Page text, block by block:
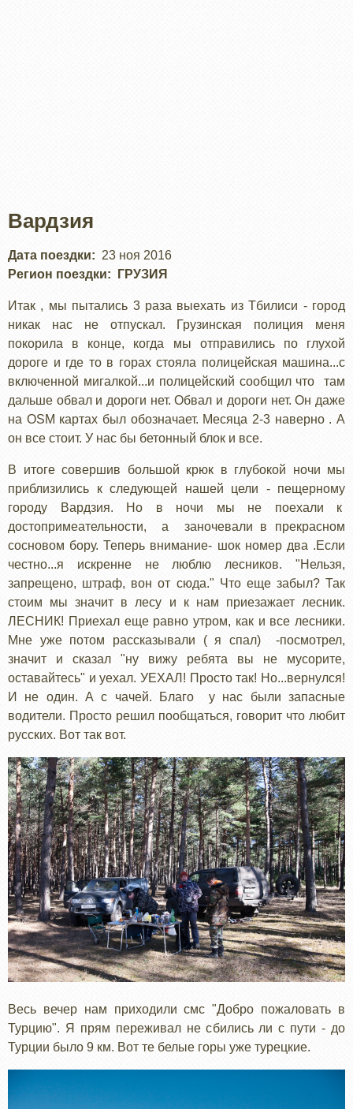
Вардзия
Дата поездки
23 ноя 2016
Регион поездки
ГРУЗИЯ
Итак , мы пытались 3 раза выехать из Тбилиси - город
никак нас не отпускал. Грузинская полиция меня
покорила в конце, когда мы отправились по глухой
дороге и где то в горах стояла полицейская машина...с
включенной мигалкой...и полицейский сообщил что там
дальше обвал и дороги нет. Обвал и дороги нет. Он даже
на OSM картах был обозначает. Месяца 2-3 наверно . А
он все стоит. У нас бы бетонный блок и все.
В итоге совершив большой крюк в глубокой ночи мы
приблизились к следующей нашей цели - пещерному
городу Вардзия. Но в ночи мы не поехали к
достопримеательности, а заночевали в прекрасном
сосновом бору. Теперь внимание- шок номер два .Если
честно...я искренне не люблю лесников. "Нельзя,
запрещено, штраф, вон от сюда." Что еще забыл? Так
стоим мы значит в лесу и к нам приезажает лесник.
ЛЕСНИК! Приехал еще равно утром, как и все лесники.
Мне уже потом рассказывали ( я спал) -посмотрел,
значит и сказал "ну вижу ребята вы не мусорите,
оставайтесь" и уехал. УЕХАЛ! Просто так! Но...вернулся!
И не один. А с чачей. Благо у нас были запасные
водители. Просто решил пообщаться, говорит что любит
русских. Вот так вот.
Весь вечер нам приходили смс "Добро пожаловать в
Турцию". Я прям переживал не сбились ли с пути - до
Турции было 9 км. Вот те белые горы уже турецкие.